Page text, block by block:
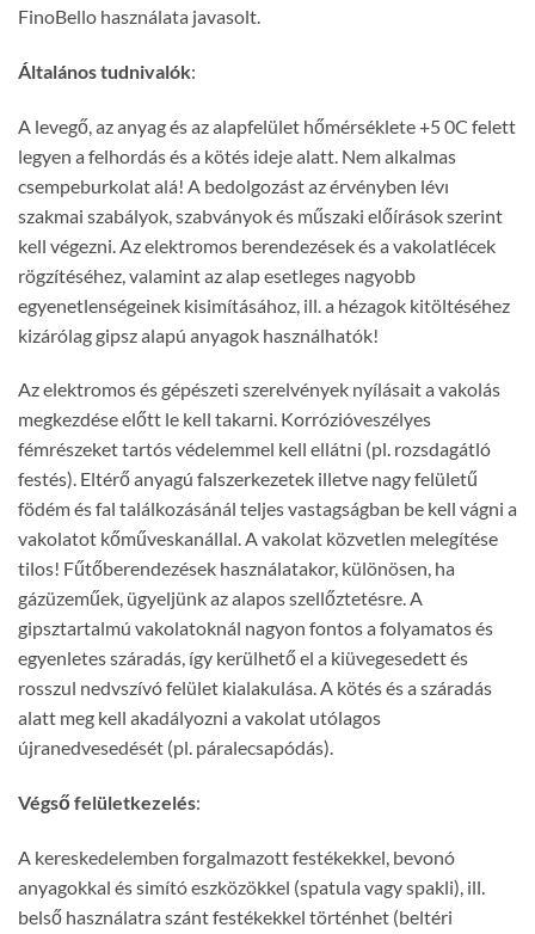
FinoBello használata javasolt.
Általános tudnivalók:
A levegő, az anyag és az alapfelület hőmérséklete +5 0C felett
legyen a felhordás és a kötés ideje alatt. Nem alkalmas
csempeburkolat alá! A bedolgozást az érvényben lévı
szakmai szabályok, szabványok és műszaki előírások szerint
kell végezni. Az elektromos berendezések és a vakolatlécek
rögzítéséhez, valamint az alap esetleges nagyobb
egyenetlenségeinek kisimításához, ill. a hézagok kitöltéséhez
kizárólag gipsz alapú anyagok használhatók!
Az elektromos és gépészeti szerelvények nyílásait a vakolás
megkezdése előtt le kell takarni. Korrózióveszélyes
fémrészeket tartós védelemmel kell ellátni (pl. rozsdagátló
festés). Eltérő anyagú falszerkezetek illetve nagy felületű
födém és fal találkozásánál teljes vastagságban be kell vágni a
vakolatot kőműveskanállal. A vakolat közvetlen melegítése
tilos! Fűtőberendezések használatakor, különösen, ha
gázüzeműek, ügyeljünk az alapos szellőztetésre. A
gipsztartalmú vakolatoknál nagyon fontos a folyamatos és
egyenletes száradás, így kerülhető el a kiüvegesedett és
rosszul nedvszívó felület kialakulása. A kötés és a száradás
alatt meg kell akadályozni a vakolat utólagos
újranedvesedését (pl. páralecsapódás).
Végsőfelületkezelés:
A kereskedelemben forgalmazott festékekkel, bevonó
anyagokkal és simító eszközökkel (spatula vagy spakli), ill.
belső használatra szánt festékekkel történhet (beltéri